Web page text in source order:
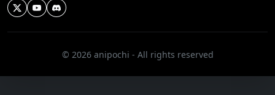
© 2026 anipochi - All rights reserved